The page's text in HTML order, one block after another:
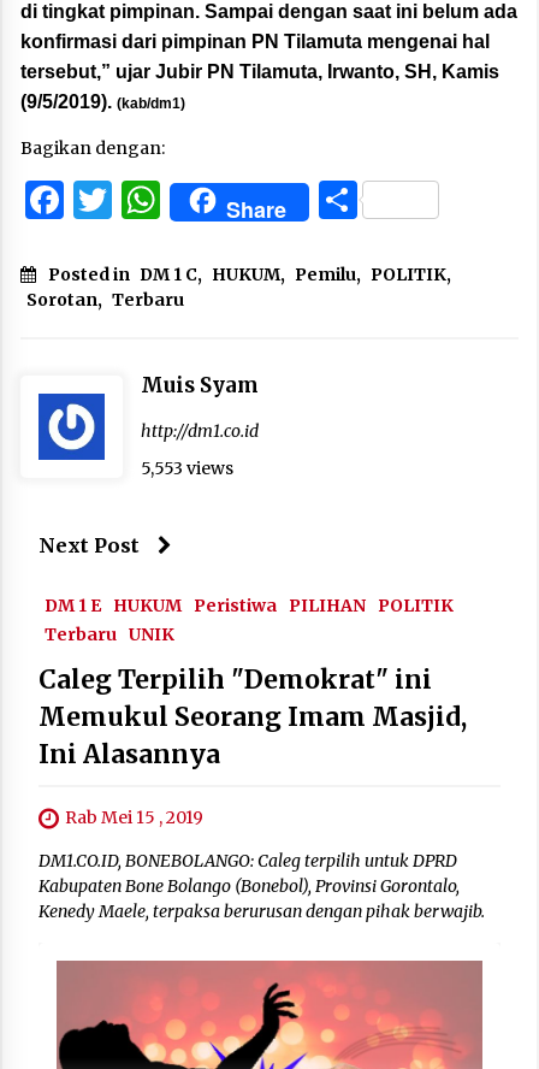
di tingkat pimpinan. Sampai dengan saat ini belum ada
konfirmasi dari pimpinan PN Tilamuta mengenai hal
tersebut,” ujar Jubir PN Tilamuta, Irwanto, SH, Kamis
(9/5/2019). (kab/dm1)
Bagikan dengan:
Facebook
Twitter
WhatsApp
Share Share
Posted in DM 1 C, HUKUM, Pemilu, POLITIK,
Sorotan, Terbaru
Muis Syam
http://dm1.co.id
5,553 views
Next Post
DM 1 E HUKUM Peristiwa PILIHAN POLITIK
Terbaru UNIK
Caleg Terpilih "Demokrat" ini
Memukul Seorang Imam Masjid,
Ini Alasannya
Rab Mei 15 , 2019
DM1.CO.ID, BONEBOLANGO: Caleg terpilih untuk DPRD
Kabupaten Bone Bolango (Bonebol), Provinsi Gorontalo,
Kenedy Maele, terpaksa berurusan dengan pihak berwajib.